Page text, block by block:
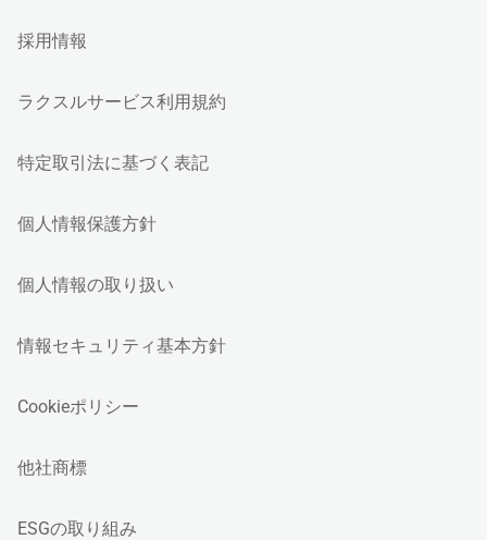
採用情報
ラクスルサービス利用規約
特定取引法に基づく表記
個人情報保護方針
個人情報の取り扱い
情報セキュリティ基本方針
Cookieポリシー
他社商標
ESGの取り組み